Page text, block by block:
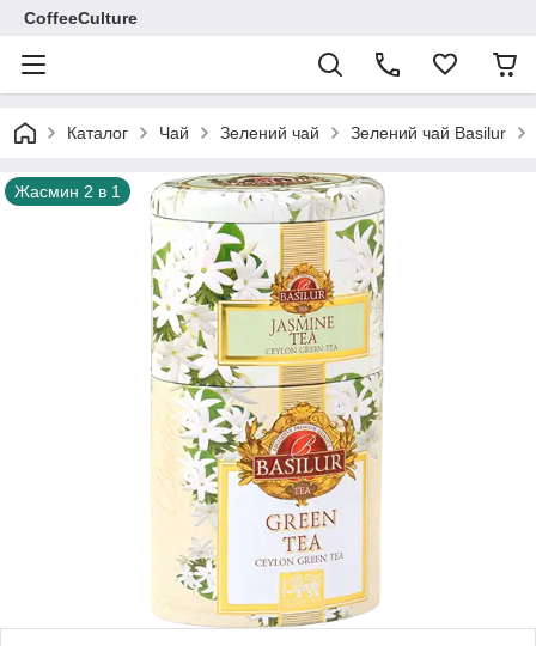
CoffeeCulture
Каталог Чай Зелений чай Зелений чай Basilur
Жасмин 2 в 1